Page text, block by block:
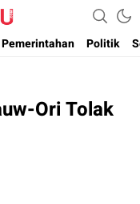
Pemerintahan Politik
Ori Tolak